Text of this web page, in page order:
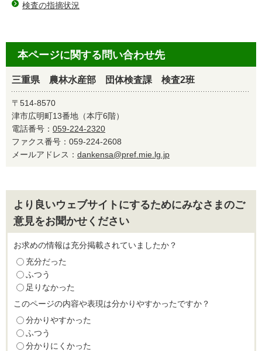
検査の指摘状況
本ページに関する問い合わせ先
三重県 農林水産部 団体検査課 検査2班
〒514-8570
津市広明町13番地（本庁6階）
電話番号： 059-224-2320
ファクス番号：059-224-2608
メールアドレス： dankensa@pref.mie.lg.jp
より良いウェブサイトにするためにみなさまのご
意見をお聞かせください
お求めの情報は充分掲載されていましたか？
充分だった
ふつう
足りなかった
このページの内容や表現は分かりやすかったですか？
分かりやすかった
ふつう
分かりにくかった